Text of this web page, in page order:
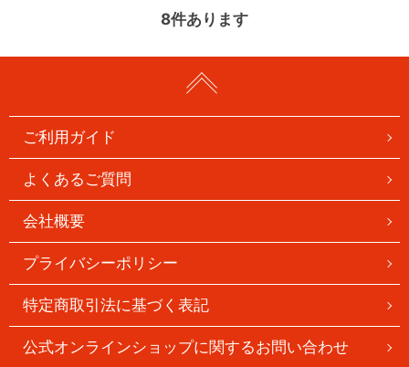
8件あります
ご利用ガイド
よくあるご質問
会社概要
プライバシーポリシー
特定商取引法に基づく表記
公式オンラインショップに関するお問い合わせ